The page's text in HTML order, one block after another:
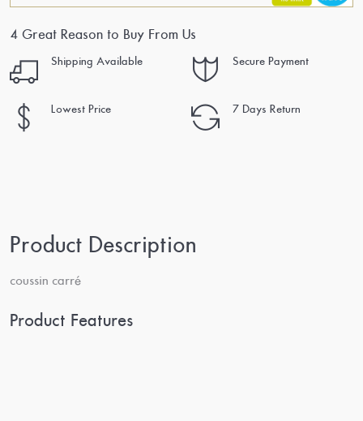
4 Great Reason to Buy From Us
Shipping Available Secure Payment
Lowest Price 7 Days Return
Product Description
coussin carré
Product Features